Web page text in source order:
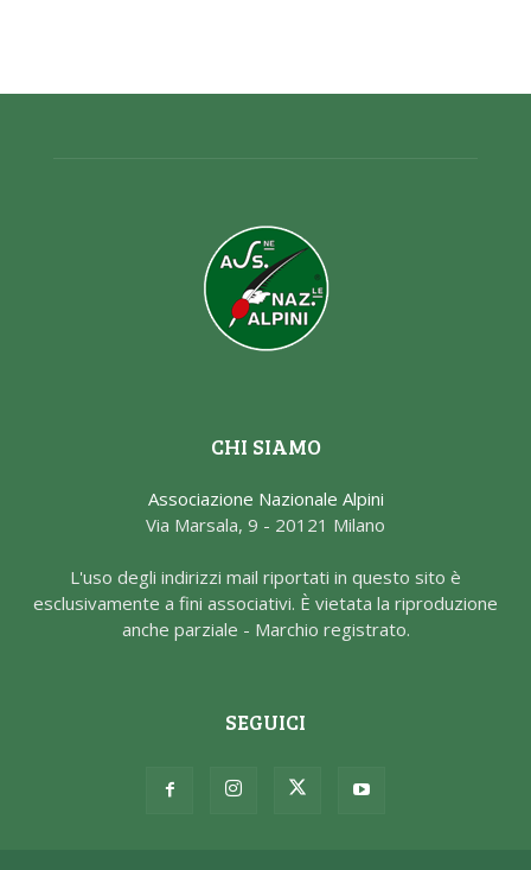
CHI SIAMO
Associazione Nazionale Alpini
Via Marsala, 9 - 20121 Milano
L'uso degli indirizzi mail riportati in questo sito è
esclusivamente a fini associativi. È vietata la riproduzione
anche parziale - Marchio registrato.
SEGUICI